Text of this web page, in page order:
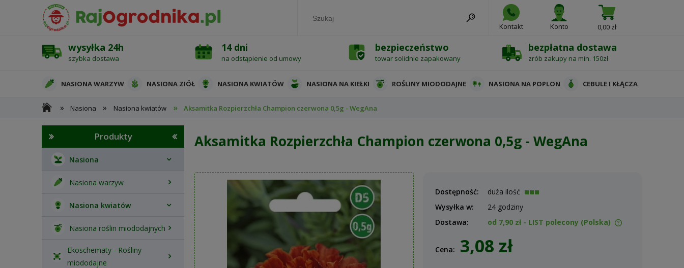
Kontakt Konto 0,00 zł
wysyłka 24h
szybka dostawa
14 dni
na odstąpienie od umowy
bezpieczeństwo
towar solidnie zapakowany
bezpłatna dostawa
zrób zakupy na min. 150zł
NASIONA WARZYW NASIONA ZIÓŁ NASIONA KWIATÓW NASIONA NA KIEŁKI ROŚLINY MIODODAJNE NASIONA NA POPLON CEBULE I KŁĄCZA
OCHRONA ROŚLIN
» Nasiona » Nasiona kwiatów » Aksamitka Rozpierzchła Champion czerwona 0,5g - WegAna
Produkty
Nasiona
Nasiona warzyw
Nasiona kwiatów
Nasiona roślin miododajnych
Ekoschematy - Rośliny
miododajne
Aksamitka Rozpierzchła Champion czerwona 0,5g - WegAna
Dostępność:
duża ilość
Wysyłka w:
24 godziny
Dostawa:
od 7,90 zł - LIST polecony (Polska)
Cena nie zawiera ewentualnych
kosztów płatności
Cena: 3,08 zł